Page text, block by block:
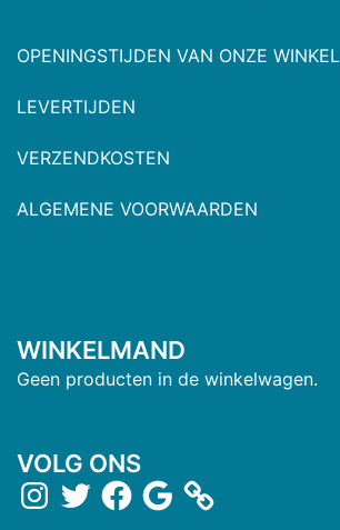
OPENINGSTIJDEN VAN ONZE WINKEL
LEVERTIJDEN
VERZENDKOSTEN
ALGEMENE VOORWAARDEN
WINKELMAND
Geen producten in de winkelwagen.
VOLG ONS